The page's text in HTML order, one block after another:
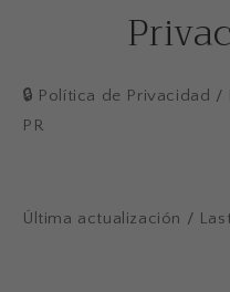
🔒 Política de Privacidad /
PR
Última actualización /